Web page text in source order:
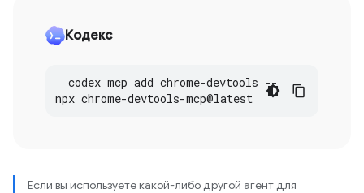
Кодекс
codex mcp add chrome-devtools --
npx chrome-devtools-mcp@latest
Если вы используете какой-либо другой агент для